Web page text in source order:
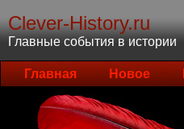
Clever-History.ru
Главные события в истории
Главная Новое